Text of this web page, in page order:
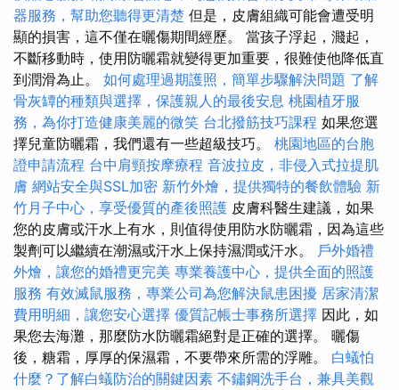
器服務，幫助您聽得更清楚 但是，皮膚組織可能會遭受明
顯的損害，這不僅在曬傷期間經歷。 當孩子浮起，濺起，
不斷移動時，使用防曬霜就變得更加重要，很難使他降低直
到潤滑為止。 如何處理過期護照，簡單步驟解決問題 了解
骨灰罈的種類與選擇，保護親人的最後安息 桃園植牙服
務，為你打造健康美麗的微笑 台北撥筋技巧課程 如果您選
擇兒童防曬霜，我們還有一些超級技巧。 桃園地區的台胞
證申請流程 台中肩頸按摩療程 音波拉皮，非侵入式拉提肌
膚 網站安全與SSL加密 新竹外燴，提供獨特的餐飲體驗 新
竹月子中心，享受優質的產後照護 皮膚科醫生建議，如果
您的皮膚或汗水上有水，則值得使用防水防曬霜，因為這些
製劑可以繼續在潮濕或汗水上保持濕潤或汗水。 戶外婚禮
外燴，讓您的婚禮更完美 專業養護中心，提供全面的照護
服務 有效滅鼠服務，專業公司為您解決鼠患困擾 居家清潔
費用明細，讓您安心選擇 優質記帳士事務所選擇 因此，如
果您去海灘，那麼防水防曬霜絕對是正確的選擇。 曬傷
後，糖霜，厚厚的保濕霜，不要帶來所需的浮雕。 白蟻怕
什麼？了解白蟻防治的關鍵因素 不鏽鋼洗手台，兼具美觀